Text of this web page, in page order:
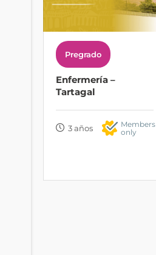
Pregrado
Enfermería –
Tartagal
3 años
Members
only